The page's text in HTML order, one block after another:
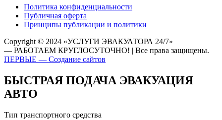
Политика конфиденциальности
Публичная оферта
Принципы публикации и политики
Copyright © 2024 «УСЛУГИ ЭВАКУАТОРА 24/7»
— РАБОТАЕМ КРУГЛОСУТОЧНО! | Все права защищены.
ПЕРВЫЕ — Создание сайтов
БЫСТРАЯ ПОДАЧА ЭВАКУАЦИЯ
АВТО
Тип транспортного средства